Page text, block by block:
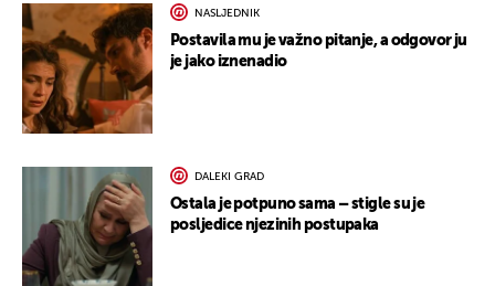
NASLJEDNIK
Postavila mu je važno pitanje, a odgovor ju
je jako iznenadio
DALEKI GRAD
Ostala je potpuno sama – stigle su je
posljedice njezinih postupaka